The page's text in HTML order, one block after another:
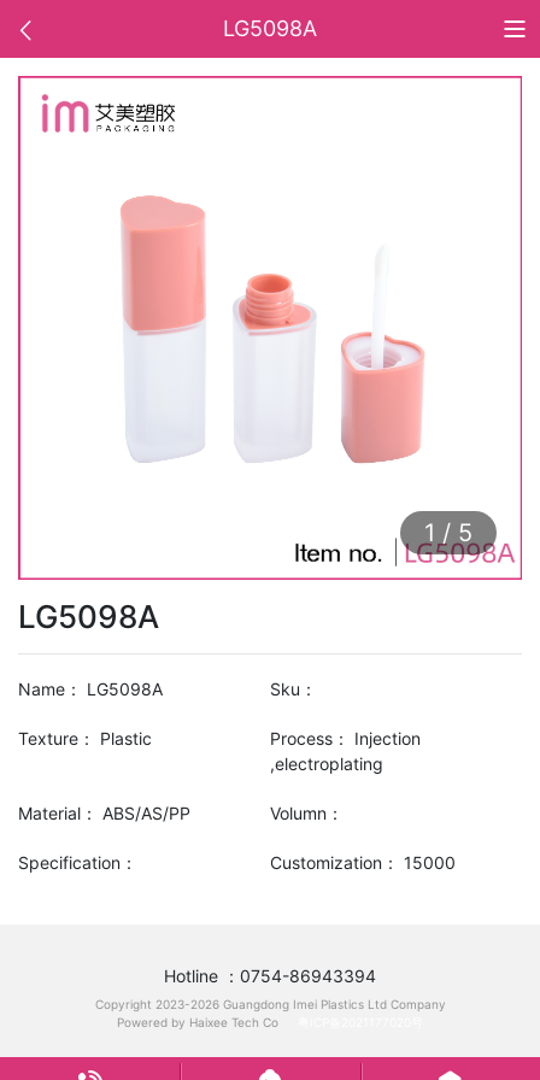
LG5098A
1 / 5
LG5098A
Name： LG5098A Sku：
Texture： Plastic Process：
Injection
,electroplating
Material： ABS/AS/PP Volumn：
Specification： Customization： 15000
Hotline ：0754-86943394
Copyright 2023-2026 Guangdong Imei Plastics Ltd Company
Powered by Haixee Tech Co